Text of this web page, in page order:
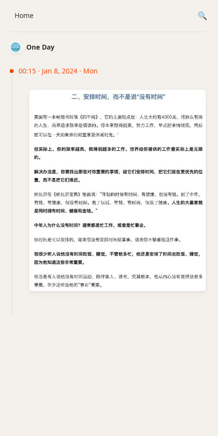
One Day
00:15 · Jan 8, 2024 · Mon
Home